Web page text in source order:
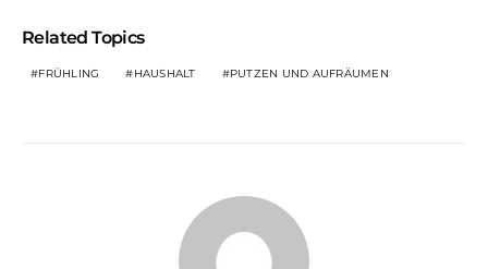
Related Topics
FRÜHLING HAUSHALT PUTZEN UND AUFRÄUMEN